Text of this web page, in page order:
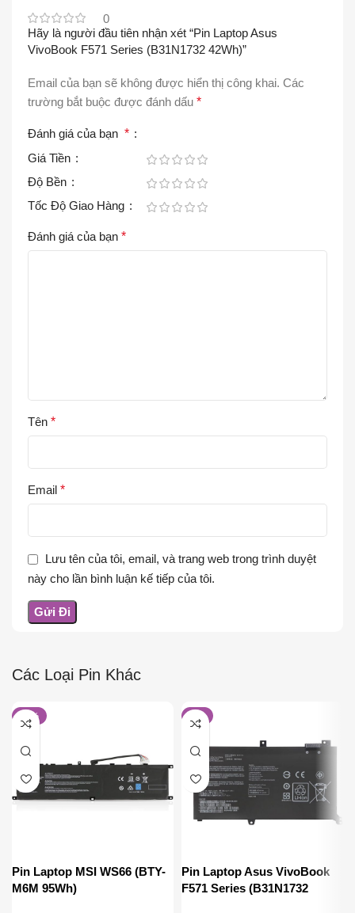
0
Hãy là người đầu tiên nhận xét “Pin Laptop Asus
VivoBook F571 Series (B31N1732 42Wh)”
Email của bạn sẽ không được hiển thị công khai. Các
trường bắt buộc được đánh dấu *
Đánh giá của bạn *
Giá Tiền
Độ Bền
Tốc Độ Giao Hàng
Đánh giá của bạn *
Tên *
Email *
Lưu tên của tôi, email, và trang web trong trình duyệt
này cho lần bình luận kế tiếp của tôi.
Các Loại Pin Khác
-26%
Pin Laptop MSI WS66 (BTY-
M6M 95Wh)
Pin Laptop Asus VivoBook
F571 Series (B31N1732